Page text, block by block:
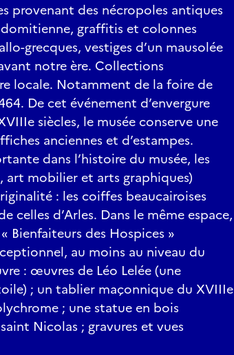
provenant des nécropoles antiques
graffitis et colonnes
grecques, vestiges d’un mausolée
notre ère. Collections
locale. Notamment de la foire de
De cet événement d’envergure
siècles, le musée conserve une
anciennes et d’estampes.
dans l’histoire du musée, les
art mobilier et arts graphiques)
: les coiffes beaucairoises
celles d’Arles. Dans le même espace,
Bienfaiteurs des Hospices »
au moins au niveau du
: œuvres de Léo Lelée (une
; un tablier maçonnique du XVIIIe
; une statue en bois
Nicolas ; gravures et vues